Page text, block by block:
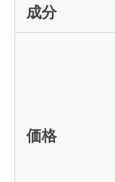
成分
価格